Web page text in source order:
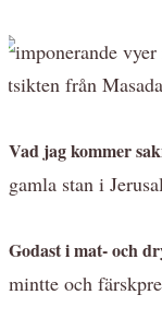
Vad jag kommer
gamla stan i
Godast i mat- och
mintte och